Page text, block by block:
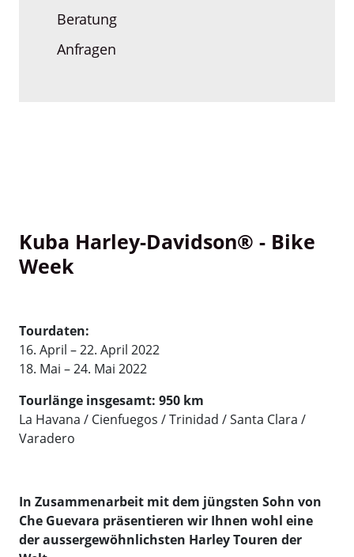
Kuba Harley-Davidson® - Bike
Week
Tourdaten:
16. April – 22. April 2022
18. Mai – 24. Mai 2022
Tourlänge insgesamt: 950 km
La Havana / Cienfuegos / Trinidad / Santa Clara /
Varadero
In Zusammenarbeit mit dem jüngsten Sohn von
Che Guevara präsentieren wir Ihnen wohl eine
der aussergewöhnlichsten Harley Touren der
Beratung
Anfragen